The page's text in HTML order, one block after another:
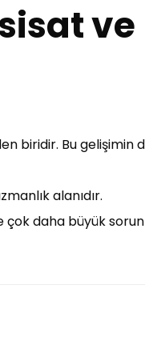
ve
biridir. Bu gelişimin
alanıdır.
çok daha büyük